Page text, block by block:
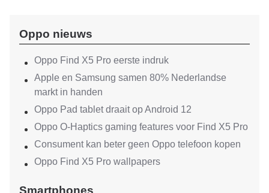
Oppo nieuws
Oppo Find X5 Pro eerste indruk
Apple en Samsung samen 80% Nederlandse
markt in handen
Oppo Pad tablet draait op Android 12
Oppo O-Haptics gaming features voor Find X5 Pro
Consument kan beter geen Oppo telefoon kopen
Oppo Find X5 Pro wallpapers
Smartphones